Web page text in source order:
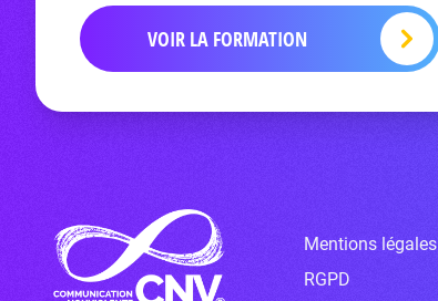
VOIR LA FORMATION
Mentions légales
RGPD